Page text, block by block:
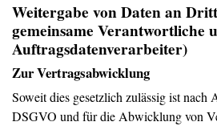
Weitergabe von Daten an
gemeinsame Verantwortliche
Auftragsdatenverarbeiter)
Zur Vertragsabwicklung
Soweit dies gesetzlich zulässig ist
DSGVO und für die Abwicklung von